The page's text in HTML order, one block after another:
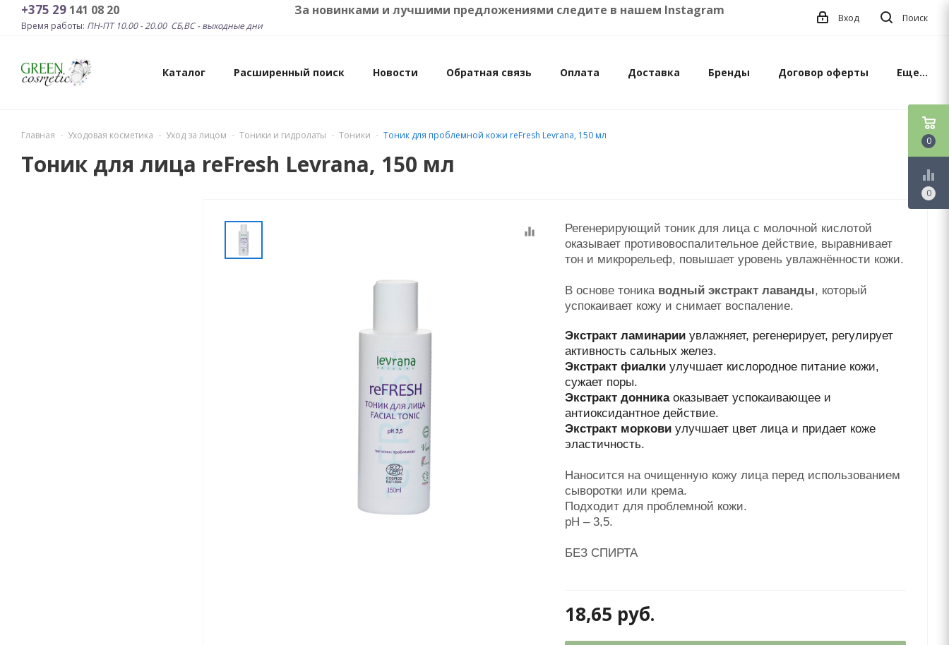
+375 29 141 08 20 За новинками и лучшими предложениями следите в нашем Instagram
Время работы: ПН-ПТ 10.00 - 20.00 СБ,ВС - выходные дни
СБ-ВС
Вход Поиск
Каталог Расширенный поиск Новости Обратная связь Оплата Доставка Бренды Договор оферты Еще...
0
equalizer
0
Главная Уходовая косметика Уход за лицом Тоники и гидролаты Тоники Тоник для проблемной кожи reFresh Levrana, 150 мл
Тоник для лица reFresh Levrana, 150 мл
equalizer
Регенерирующий тоник для лица с молочной кислотой
оказывает противовоспалительное действие, выравнивает
тон и микрорельеф, повышает уровень увлажнённости кожи.
В основе тоника водный экстракт лаванды, который
успокаивает кожу и снимает воспаление.
Экстракт ламинарии увлажняет, регенерирует, регулирует
активность сальных желез.
Экстракт фиалки улучшает кислородное питание кожи,
сужает поры.
Экстракт донникаоказывает успокаивающее и
антиоксидантное действие.
Экстракт моркови улучшает цвет лица и придает коже
эластичность.
Наносится на очищенную кожу лица перед использованием
сыворотки или крема.
Подходит для проблемной кожи.
pH – 3,5.
БЕЗ СПИРТА
18,65 руб.